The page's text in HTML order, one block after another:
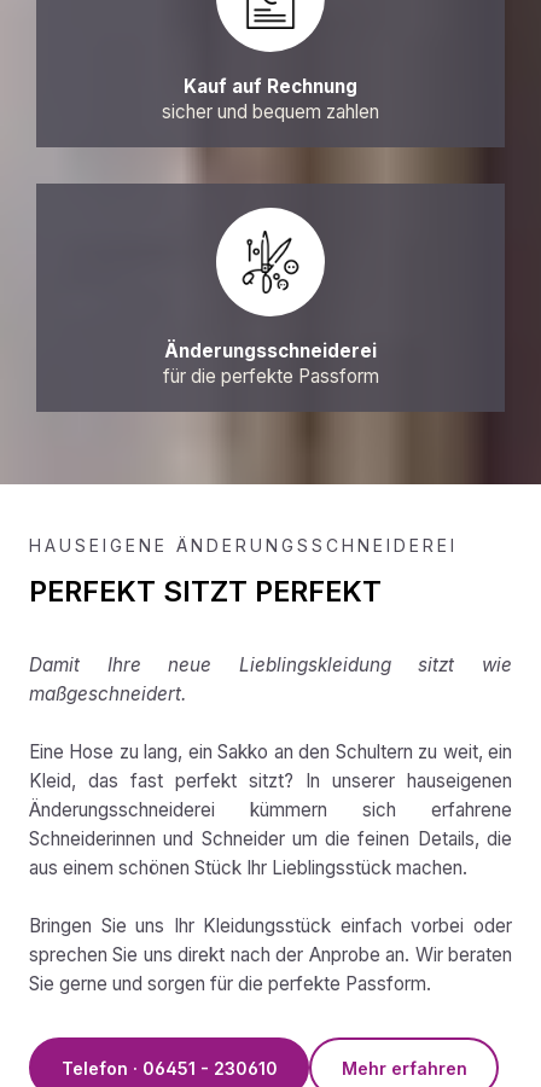
Kauf auf Rechnung
sicher und bequem zahlen
Änderungsschneiderei
für die perfekte Passform
HAUSEIGENE ÄNDERUNGSSCHNEIDEREI
PERFEKT SITZT PERFEKT
Damit Ihre neue Lieblingskleidung sitzt wie
maßgeschneidert.
Eine Hose zu lang, ein Sakko an den Schultern zu weit, ein
Kleid, das fast perfekt sitzt? In unserer hauseigenen
Änderungsschneiderei kümmern sich erfahrene
Schneiderinnen und Schneider um die feinen Details, die
aus einem schönen Stück Ihr Lieblingsstück machen.
Bringen Sie uns Ihr Kleidungsstück einfach vorbei oder
sprechen Sie uns direkt nach der Anprobe an. Wir beraten
Sie gerne und sorgen für die perfekte Passform.
Telefon · 06451 - 230610 Mehr erfahren